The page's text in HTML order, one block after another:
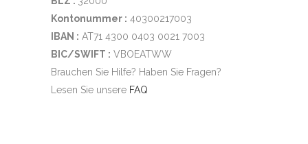
Kontonummer : 40300217003
IBAN : AT71 4300 0403 0021 7003
BIC/SWIFT : VBOEATWW
Brauchen Sie Hilfe? Haben Sie Fragen?
Lesen Sie unsere FAQ